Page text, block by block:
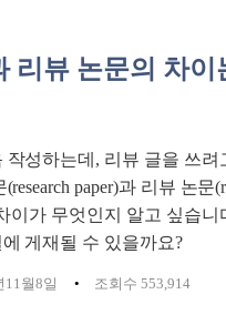
리뷰 논문의 차이
작성하는데, 리뷰 글을 쓰려
paper)과 리뷰 논문
이가 무엇인지 알고 싶습니
게재될 수 있을까요?
11월8일 조회수 553,914